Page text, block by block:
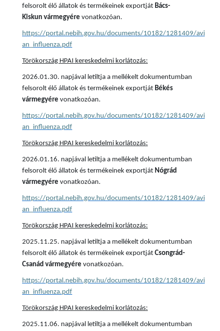
felsorolt élő állatok és termékeinek exportját Bács-
Kiskun vármegyére vonatkozóan.
https://portal.nebih.gov.hu/documents/10182/1281409/avi
an_influenza.pdf
Törökország HPAI kereskedelmi korlátozás:
2026.01.30. napjával letiltja a mellékelt dokumentumban
felsorolt élő állatok és termékeinek exportját Békés
vármegyére vonatkozóan.
https://portal.nebih.gov.hu/documents/10182/1281409/avi
an_influenza.pdf
Törökország HPAI kereskedelmi korlátozás:
2026.01.16. napjával letiltja a mellékelt dokumentumban
felsorolt élő állatok és termékeinek exportját Nógrád
vármegyére vonatkozóan.
https://portal.nebih.gov.hu/documents/10182/1281409/avi
an_influenza.pdf
Törökország HPAI kereskedelmi korlátozás:
2025.11.25. napjával letiltja a mellékelt dokumentumban
felsorolt élő állatok és termékeinek exportját Csongrád-
Csanád vármegyére vonatkozóan.
https://portal.nebih.gov.hu/documents/10182/1281409/avi
an_influenza.pdf
Törökország HPAI kereskedelmi korlátozás:
2025.11.06. napjával letiltja a mellékelt dokumentumban